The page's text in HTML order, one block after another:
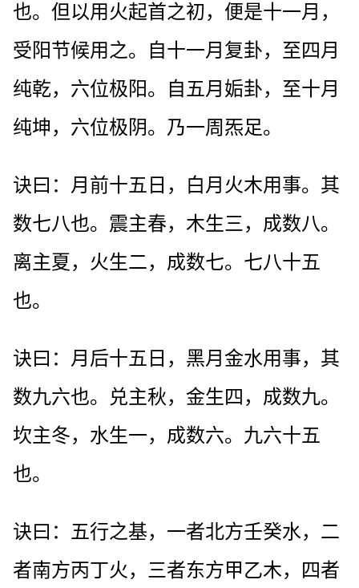
也。但以用火起首之初，便是十一月，
受阳节候用之。自十一月复卦，至四月
纯乾，六位极阳。自五月姤卦，至十月
纯坤，六位极阴。乃一周炁足。
诀曰：月前十五日，白月火木用事。其
数七八也。震主春，木生三，成数八。
离主夏，火生二，成数七。七八十五
也。
诀曰：月后十五日，黑月金水用事，其
数九六也。兑主秋，金生四，成数九。
坎主冬，水生一，成数六。九六十五
也。
诀曰：五行之基，一者北方壬癸水，二
者南方丙丁火，三者东方甲乙木，四者